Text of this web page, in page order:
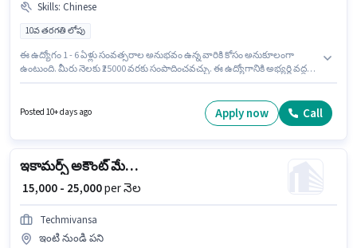
Skills: Chinese
10వ తరగతి లోపు
ఈ ఉద్యోగం 1 - 6 ఏళ్లు సంవత్సరాల అనుభవం ఉన్న వారికి కోసం అనుకూలంగా
ఉంటుంది. మీరు నెలకు ₹25000 వరకు సంపాదించవచ్చు. ఈ ఉద్యోగానికి అభ్యర్థి వద్ద
చేసుకోవచ్చు. Chinese Theka కుక్ / చెఫ్ విభాగంలో చైనీస్ కుక్ ఉద్యోగానికి
Posted 10+ days ago Apply now Call
ఇకామర్స్ అకౌంట్ మేనేజర్
₹ 15,000 - 25,000per నెల
Techmivansa
ఇంటి నుండి పని